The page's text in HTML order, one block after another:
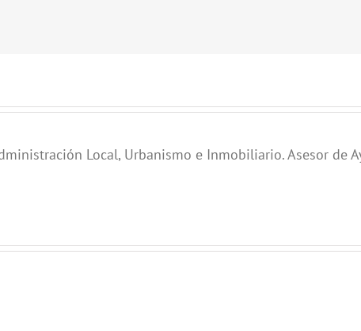
Local, Urbanismo e Inmobiliario. Asesor de